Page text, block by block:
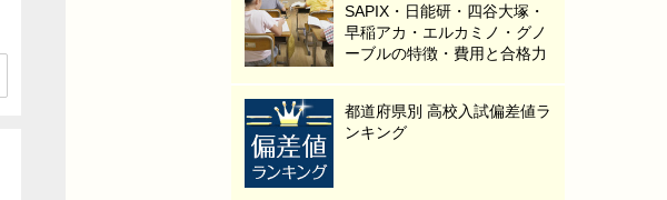
SAPIX・日能研・四谷大塚・
早稲アカ・エルカミノ・グノ
ーブルの特徴・費用と合格力
都道府県別 高校入試偏差値ラ
ンキング